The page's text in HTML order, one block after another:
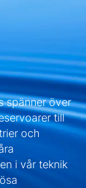
spänner över
till
och
i vår teknik